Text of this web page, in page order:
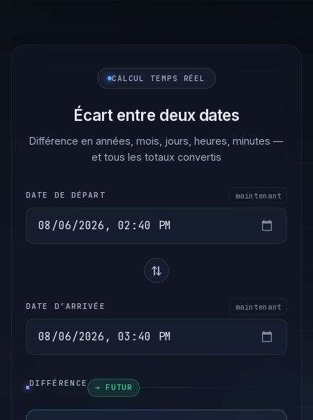
CALCUL TEMPS RÉEL
Écart entre deux dates
Différence en années, mois, jours, heures, minutes —
et tous les totaux convertis
DATE DE DÉPART maintenant
⇄
DATE D’ARRIVÉE maintenant
DIFFÉRENCE → FUTUR